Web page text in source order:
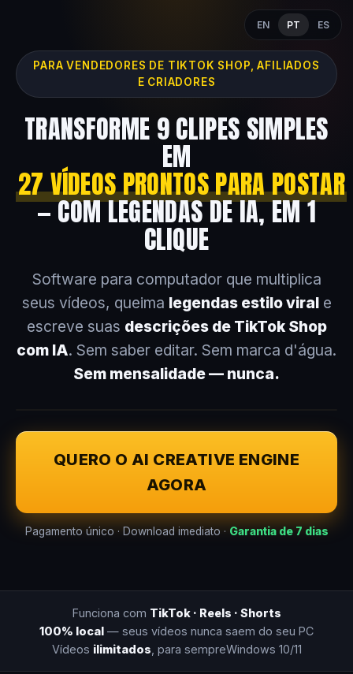
EN PT ES
PARA VENDEDORES DE TIKTOK SHOP, AFILIADOS
E CRIADORES
TRANSFORME 9 CLIPES SIMPLES
EM
27 VÍDEOS PRONTOS PARA POSTAR
— COM LEGENDAS DE IA, EM 1
CLIQUE
Software para computador que multiplica
seus vídeos, queima legendas estilo virale
escreve suas descrições de TikTok Shop
com IA. Sem saber editar. Sem marca d'água.
Sem mensalidade — nunca.
QUERO O AI CREATIVE ENGINE
AGORA
Pagamento único · Download imediato · Garantia de 7 dias
Funciona com TikTok · Reels · Shorts
100% local — seus vídeos nunca saem do seu PC
Vídeos ilimitados , para sempreWindows 10/11